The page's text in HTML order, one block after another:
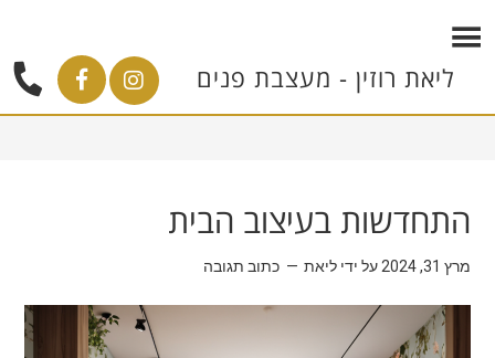
ליאת רוזין - מעצבת פנים
התחדשות בעיצוב הבית
מרץ 31, 2024 על ידיליאת כתוב תגובה